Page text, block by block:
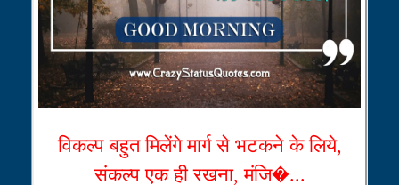
विकल्प बहुत मिलेंगे मार्ग से भटकने के लिये,
संकल्प एक ही रखना, मंजि�...